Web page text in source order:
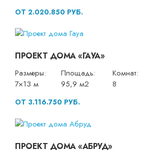
ОТ 2.020.850 РУБ.
ПРОЕКТ ДОМА «ГАУА»
Размеры:
7×13 м
Площадь:
95,9 м2
Комнат:
8
ОТ 3.116.750 РУБ.
ПРОЕКТ ДОМА «АБРУД»